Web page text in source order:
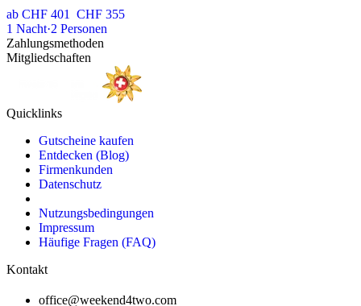
ab CHF 401
CHF 355
1 Nacht·2 Personen
Zahlungsmethoden
Mitgliedschaften
Quicklinks
Gutscheine kaufen
Entdecken (Blog)
Firmenkunden
Datenschutz
Nutzungsbedingungen
Impressum
Häufige Fragen (FAQ)
Kontakt
office@weekend4two.com